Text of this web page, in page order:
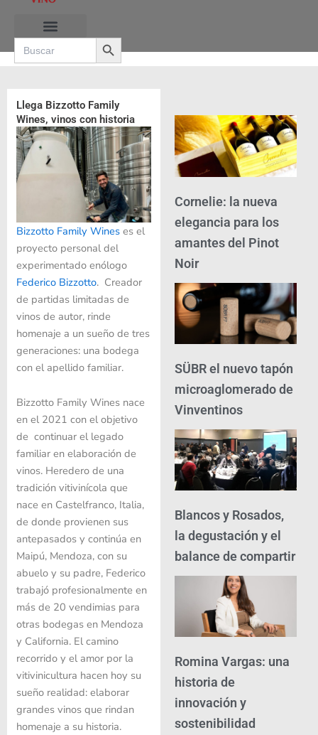
contenido
Search
for:
Search Button
Llega Bizzotto Family
Wines, vinos con historia
Bizzotto Family Wineses el
proyecto personal del
experimentado enólogo
Federico Bizzotto. Creador
de partidas limitadas de
vinos de autor, rinde
homenaje a un sueño de tres
generaciones: una bodega
con el apellido familiar.
Bizzotto Family Wines nace
en el 2021 con el objetivo
de continuar el legado
familiar en elaboración de
vinos. Heredero de una
tradición vitivinícola que
nace en Castelfranco, Italia,
de donde provienen sus
antepasados y continúa en
Maipú, Mendoza, con su
abuelo y su padre, Federico
trabajó profesionalmente en
más de 20 vendimias para
otras bodegas en Mendoza
y California. El camino
recorrido y el amor por la
vitivinicultura hacen hoy su
sueño realidad: elaborar
grandes vinos que rindan
homenaje a su historia.
Cornelie: la nueva
elegancia para los
amantes del Pinot
Noir
SÜBR el nuevo tapón
microaglomerado de
Vinventinos
Blancos y Rosados,
la degustación y el
balance de compartir
Romina Vargas: una
historia de
innovación y
sostenibilidad